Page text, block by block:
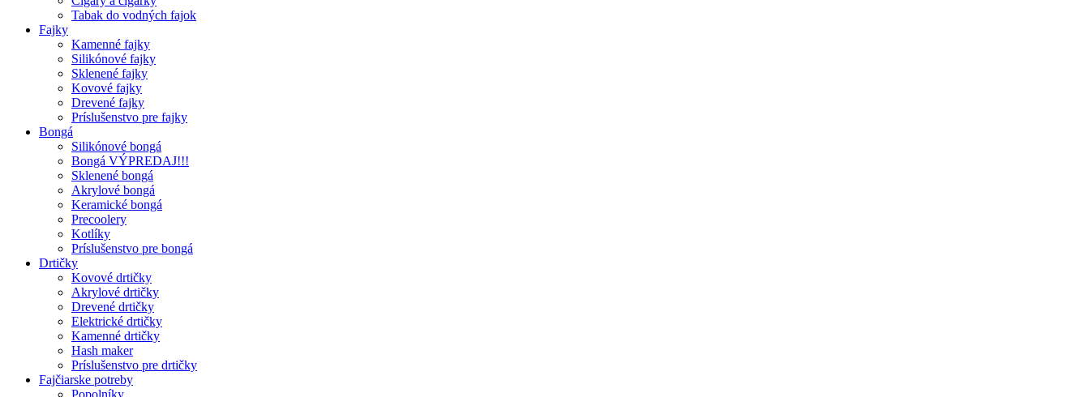
Tabak do vodných fajok
Fajky
Kamenné fajky
Silikónové fajky
Sklenené fajky
Kovové fajky
Drevené fajky
Príslušenstvo pre fajky
Bongá
Silikónové bongá
Bongá VÝPREDAJ!!!
Sklenené bongá
Akrylové bongá
Keramické bongá
Precoolery
Kotlíky
Príslušenstvo pre bongá
Drtičky
Kovové drtičky
Akrylové drtičky
Drevené drtičky
Elektrické drtičky
Kamenné drtičky
Hash maker
Príslušenstvo pre drtičky
Fajčiarske potreby
Popolníky